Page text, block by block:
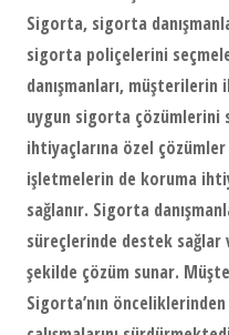
Sigorta, sigorta
sigorta poliçelerini
danışmanları, müşterilerin
uygun sigorta çözümlerini
ihtiyaçlarına özel
işletmelerin de koruma
sağlanır. Sigorta
süreçlerinde destek sağlar
şekilde çözüm sunar.
Sigorta’nın